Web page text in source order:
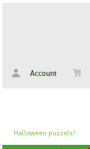
Account
Halloween puzzels!